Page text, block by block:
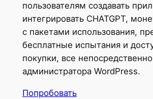
пользователям создавать
интегрировать CHATGPT,
с пакетами использования,
бесплатные испытания и
покупки, все
администратора WordPress.
Попробовать